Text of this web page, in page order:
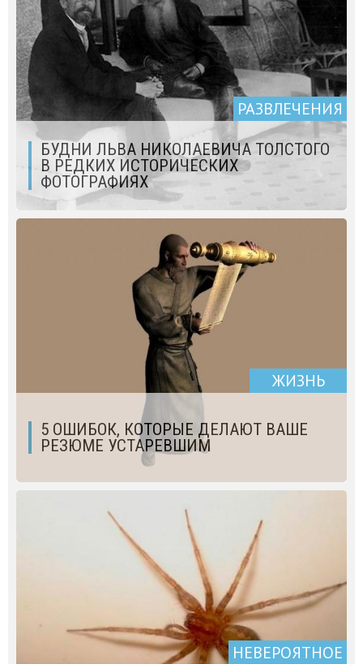
РАЗВЛЕЧЕНИЯ
БУДНИ ЛЬВА НИКОЛАЕВИЧА ТОЛСТОГО
В РЕДКИХ ИСТОРИЧЕСКИХ
ФОТОГРАФИЯХ
ЖИЗНЬ
5 ОШИБОК, КОТОРЫЕ ДЕЛАЮТ ВАШЕ
РЕЗЮМЕ УСТАРЕВШИМ
НЕВЕРОЯТНОЕ